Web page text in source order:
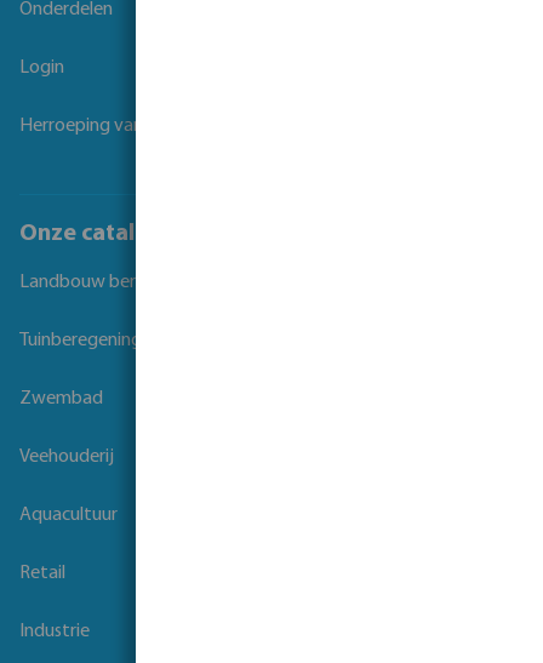
Onderdelen
Login
Herroeping van overeenkomst
Onze catalogi
Landbouw beregening
Tuinberegening
Zwembad
Veehouderij
Aquacultuur
Retail
Industrie